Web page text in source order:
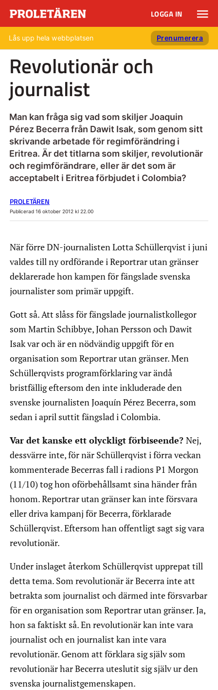
LOGGA IN
Lås upp hela webbplatsen Prenumerera
Revolutionär och
journalist
Man kan fråga sig vad som skiljer Joaquin
Pérez Becerra från Dawit Isak, som genom sitt
skrivande arbetade för regimförändring i
Eritrea. Är det titlarna som skiljer, revolutionär
och regimförändrare, eller är det som är
acceptabelt i Eritrea förbjudet i Colombia?
PROLETÄREN
Publicerad 16 oktober 2012 kl 22.00
När förre DN-journalisten Lotta Schüllerqvist i juni
valdes till ny ordförande i Reportrar utan gränser
deklarerade hon kampen för fängslade svenska
journalister som primär uppgift.
Gott så. Att slåss för fängslade journalistkollegor
som Martin Schibbye, Johan Persson och Dawit
Isak var och är en nödvändig uppgift för en
organisation som Reportrar utan gränser. Men
Schüllerqvists programförklaring var ändå
bristfällig eftersom den inte inkluderade den
svenske journalisten Joaquín Pérez Becerra, som
sedan i april suttit fängslad i Colombia.
Var det kanske ett olyckligt förbiseende? Nej,
dessvärre inte, för när Schüllerqvist i förra veckan
kommenterade Becerras fall i radions P1 Morgon
(11/10) tog hon oförbehållsamt sina händer från
honom. Reportrar utan gränser kan inte försvara
eller driva kampanj för Becerra, förklarade
Schüllerqvist. Eftersom han offentligt sagt sig vara
revolutionär.
Under inslaget återkom Schüllerqvist upprepat till
detta tema. Som revolutionär är Becerra inte att
betrakta som journalist och därmed inte försvarbar
för en organisation som Reportrar utan gränser. Ja,
hon sa faktiskt så. En revolutionär kan inte vara
journalist och en journalist kan inte vara
revolutionär. Genom att förklara sig själv som
revolutionär har Becerra uteslutit sig själv ur den
svenska journalistgemenskapen.